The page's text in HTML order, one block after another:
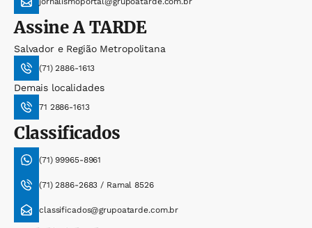
AssineA TARDE
Salvador e Região Metropolitana
(71) 2886-1613
Demais localidades
71 2886-1613
Classificados
(71) 99965-8961
(71) 2886-2683 / Ramal 8526
classificados@grupoatarde.com.br